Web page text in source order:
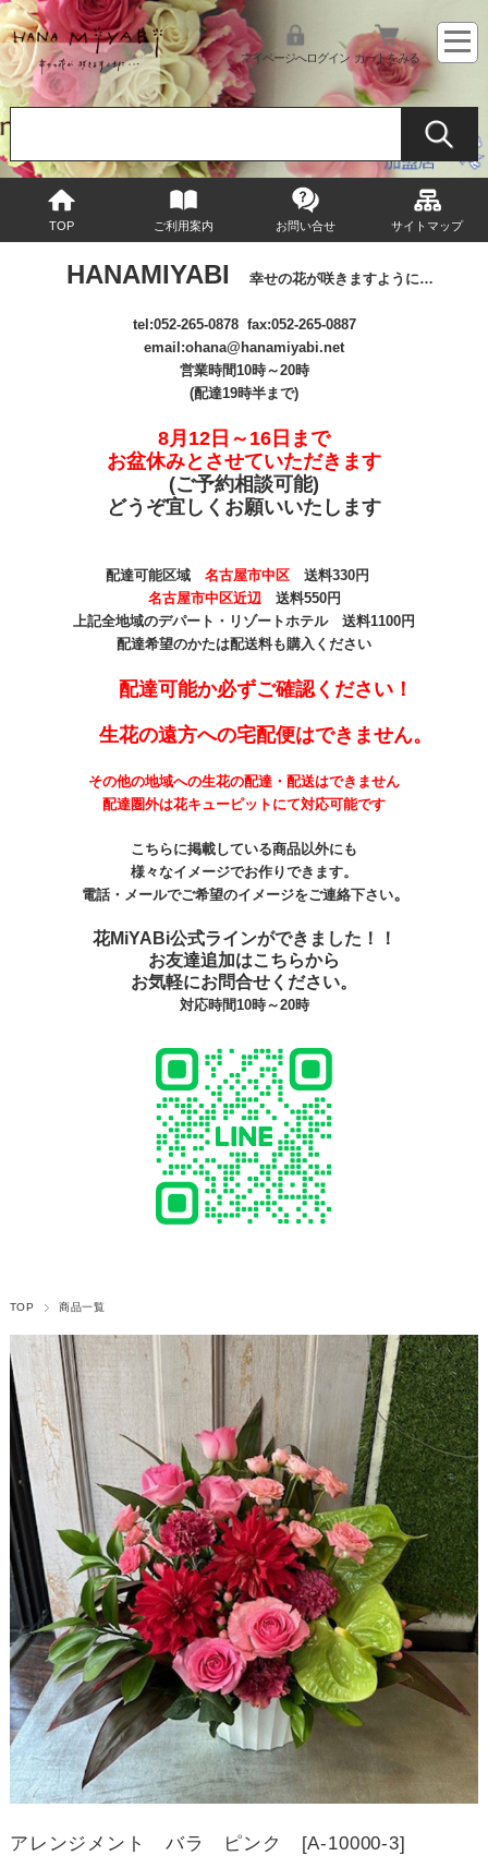
マイページへログイン カートをみる
TOP ご利用案内 お問い合せ サイトマップ
HANAMIYABI 幸せの花が咲きますように…
tel:052-265-0878fax:052-265-0887
email :ohana@hanamiyabi.net
営業時間10時～20時
(配達19時半まで)
8月12日～16日まで
お盆休みとさせていただきます
(ご予約相談可能)
どうぞ宜しくお願いいたします
配達可能区域 名古屋市中区送料330円
名古屋市中区近辺送料550円
上記全地域のデパート・リゾートホテル 送料1100円
配達希望のかたは配送料も購入ください
配達可能か必ずご確認ください！
生花の遠方への宅配便はできません。
その他の地域への生花の配達・配送はできません
配達圏外は花キューピットにて対応可能です
こちらに掲載している商品以外にも
様々なイメージでお作りできます。
電話・メールでご希望のイメージをご連絡下さい。
花MiYABi公式ラインができました！！
お友達追加はこちらから
お気軽にお問合せください。
対応時間10時～20時
TOP 商品一覧
アレンジメント バラ ピンク [A-10000-3]